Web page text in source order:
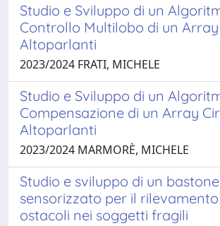
Studio e Sviluppo di un
Controllo Multilobo di un
Altoparlanti
2023/2024 FRATI, MICHELE
Studio e Sviluppo di un
Compensazione di un Array
Altoparlanti
2023/2024 MARMORÈ, MICHELE
Studio e sviluppo di un bastone
sensorizzato per il
ostacoli nei soggetti fragili